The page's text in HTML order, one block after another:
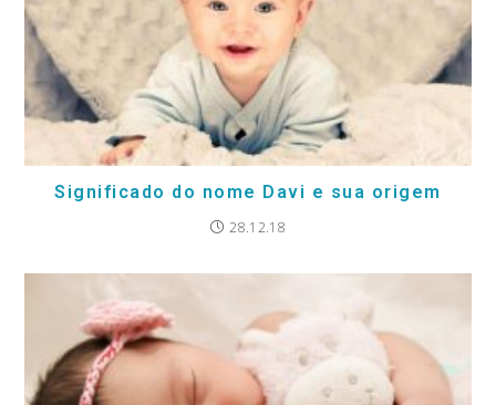
Significado do nome Davi e sua origem
28.12.18